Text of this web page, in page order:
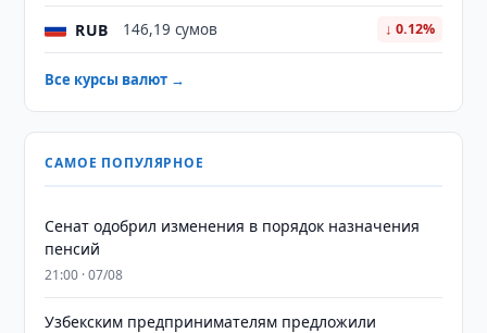
RUB 146,19 сумов ↓ 0.12%
Все курсы валют →
САМОЕ ПОПУЛЯРНОЕ
Сенат одобрил изменения в порядок назначения
пенсий
21:00 · 07/08
Узбекским предпринимателям предложили